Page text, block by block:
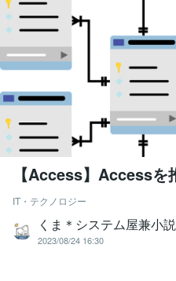
【Access】Accessを
IT・テクノロジー
くま＊システム屋兼小
2023/08/24 16:30